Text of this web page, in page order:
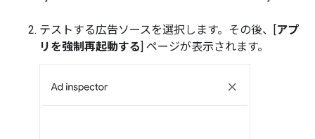
テストする広告ソースを選択します。その後、[アプ
リを強制再起動する] ページが表示されます。